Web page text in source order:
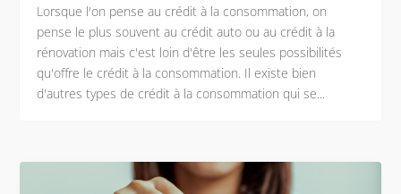
Lorsque l'on pense au crédit à la consommation, on
pense le plus souvent au crédit auto ou au crédit à la
rénovation mais c'est loin d'être les seules possibilités
qu'offre le crédit à la consommation. Il existe bien
d'autres types de crédit à la consommation qui se...